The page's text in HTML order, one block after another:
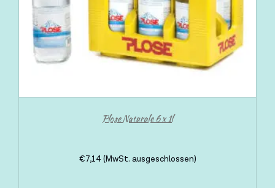
Plose Naturale 6 x 1l
€7,14 (MwSt. ausgeschlossen)